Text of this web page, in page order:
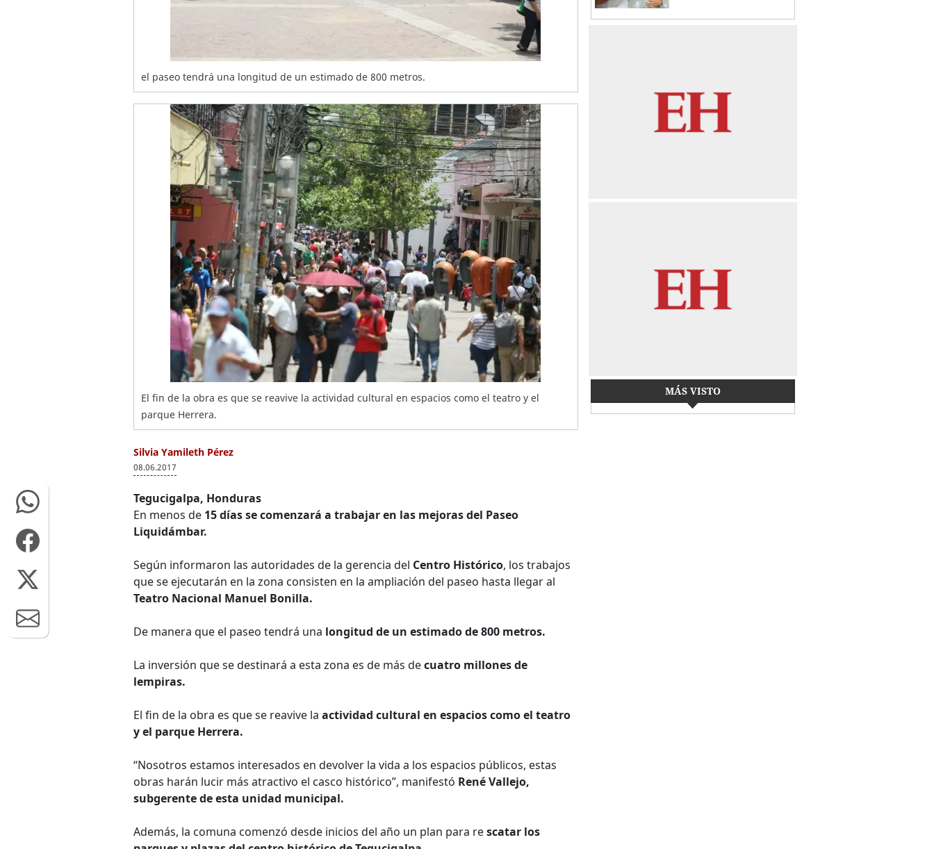
el paseo tendrá una longitud de un estimado de 800 metros.
El fin de la obra es que se reavive la actividad cultural en espacios como el teatro y el
parque Herrera.
Silvia Yamileth Pérez
08.06.2017
Tegucigalpa, Honduras
En menos de 15 días se comenzará a trabajar en las mejoras del Paseo
Liquidámbar.
Según informaron las autoridades de la gerencia del Centro Histórico, los trabajos
que se ejecutarán en la zona consisten en la ampliación del paseo hasta llegar al
Teatro Nacional Manuel Bonilla.
De manera que el paseo tendrá una longitud de un estimado de 800 metros.
La inversión que se destinará a esta zona es de más decuatro millones de
lempiras.
El fin de la obra es que se reavive la actividad cultural en espacios como el teatro
y el parque Herrera.
“Nosotros estamos interesados en devolver la vida a los espacios públicos, estas
obras harán lucir más atractivo el casco histórico”, manifestó René Vallejo,
subgerente de esta unidad municipal.
Además, la comuna comenzó desde inicios del año un plan para rescatar los
MÁS VISTO